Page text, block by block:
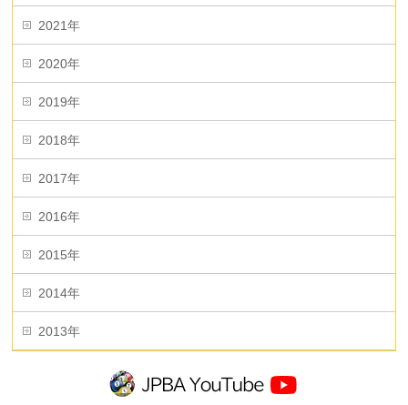
2021年
2020年
2019年
2018年
2017年
2016年
2015年
2014年
2013年